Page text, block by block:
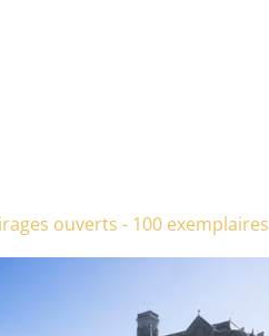
ouverts - 100 exemplaires